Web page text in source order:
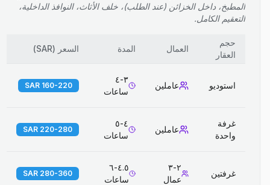
المطبخ، داخل الخزائن (عند الطلب)، خلف الأثاث، النوافذ الداخلية،
التعقيم الكامل.
حجم
العقار
العمال المدة السعر (
SAR
)
استوديو عاملين
٣-٤
ساعات
160-220 SAR
غرفة
واحدة
عاملين
٤-٥
ساعات
220-280 SAR
غرفتين
٢-٣
عمال
٤.٥-٦
ساعات
280-360 SAR